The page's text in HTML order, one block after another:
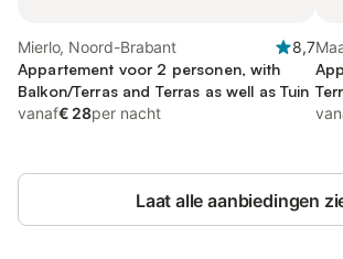
Mierlo, Noord-Brabant
8,7
Appartement voor 2 personen, with
Balkon/Terras and Terras as well as Tuin
vanaf€ 28per nacht
Laat alle aanbiedingen